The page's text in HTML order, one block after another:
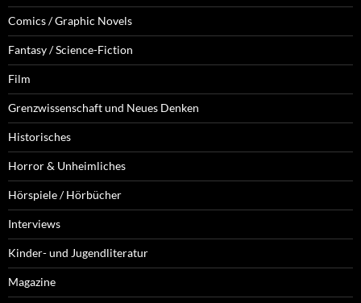
Comics / Graphic Novels
Fantasy / Science-Fiction
Film
Grenzwissenschaft und Neues Denken
Historisches
Horror & Unheimliches
Hörspiele / Hörbücher
Interviews
Kinder- und Jugendliteratur
Magazine